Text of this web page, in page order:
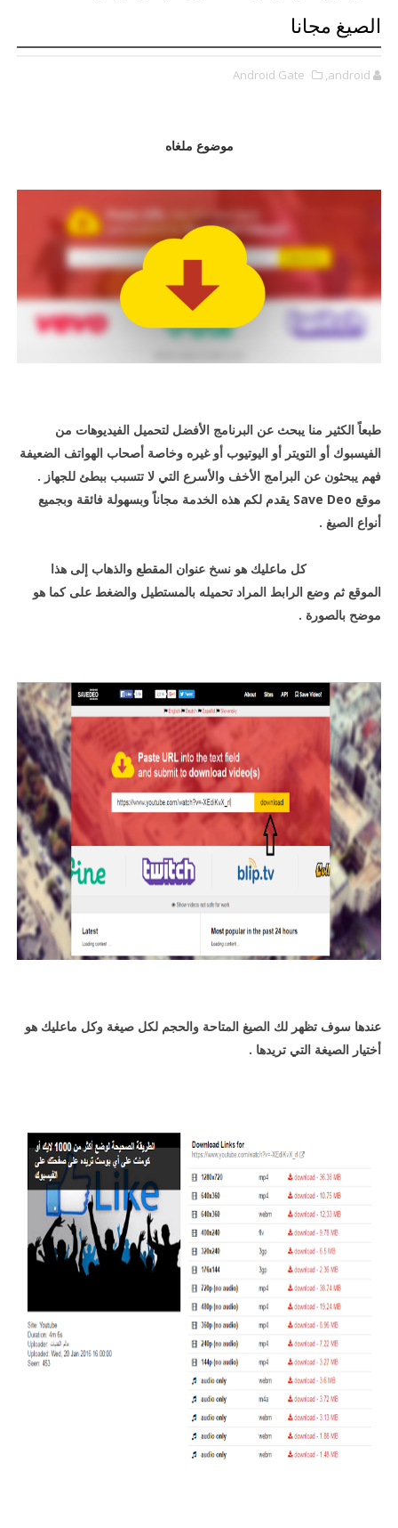
الصيغ مجانا
Android Gate ,android
موضوع ملغاه
طبعاً الكثير منا يبحث عن البرنامج الأفضل لتحميل الفيديوهات من
الفيسبوك أو التويتر أو اليوتيوب أو غيره وخاصة أصحاب الهواتف الضعيفة
فهم يبحثون عن البرامج الأخف والأسرع التي لا تتسبب ببطئ للجهاز .
موقع Save Deo يقدم لكم هذه الخدمة مجاناً وبسهولة فائقة وبجميع
أنواع الصيغ .
كل ماعليك هو نسخ عنوان المقطع والذهاب إلى هذا
الموقع ثم وضع الرابط المراد تحميله بالمستطيل والضغط على كما هو
موضح بالصورة .
عندها سوف تظهر لك الصيغ المتاحة والحجم لكل صيغة وكل ماعليك هو
أختيار الصيغة التي تريدها .